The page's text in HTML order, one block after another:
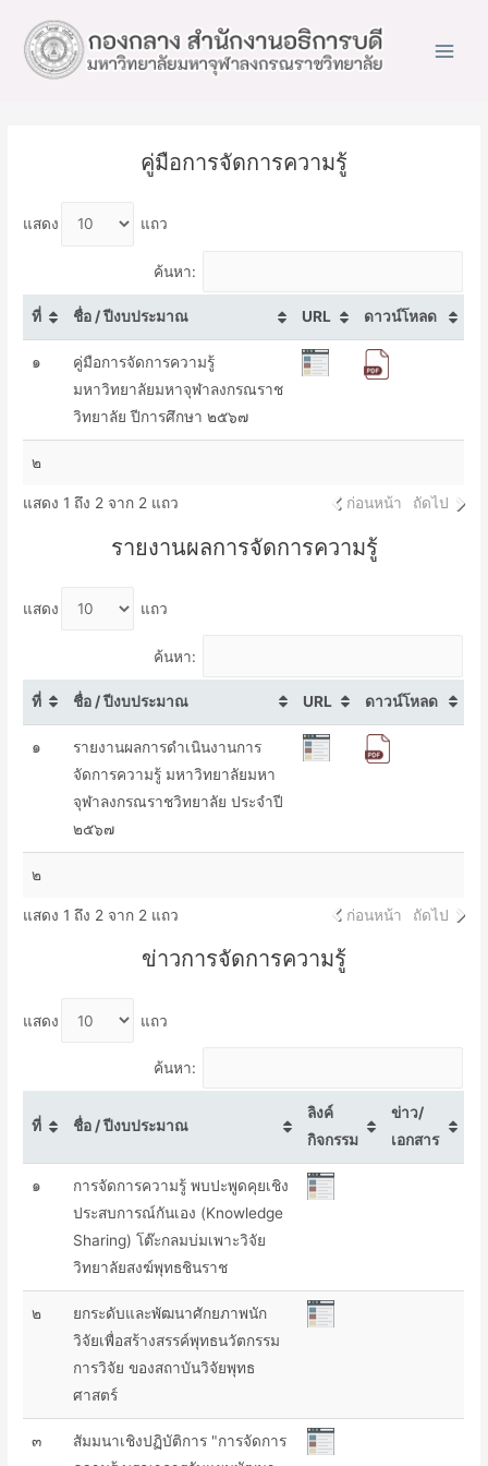
คู่มือการจัดการความรู้
แสดง แถว
ค้นหา:
ที่ ชื่อ / ปีงบประมาณ URL ดาวน์โหลด
๑
คู่มือการจัดการความรู้
มหาวิทยาลัยมหาจุฬาลงกรณราช
วิทยาลัย ปีการศึกษา ๒๕๖๗
๒
แสดง 1 ถึง 2 จาก 2 แถว ก่อนหน้า ถัดไป
รายงานผลการจัดการความรู้
แสดง แถว
ค้นหา:
ที่ ชื่อ / ปีงบประมาณ URL ดาวน์โหลด
๑
รายงานผลการดำเนินงานการ
จัดการความรู้ มหาวิทยาลัยมหา
จุฬาลงกรณราชวิทยาลัย ประจำปี
๒๕๖๗
๒
แสดง 1 ถึง 2 จาก 2 แถว ก่อนหน้า ถัดไป
ข่าวการจัดการความรู้
แสดง แถว
ค้นหา:
ที่ ชื่อ / ปีงบประมาณ
ลิงค์
กิจกรรม
ข่าว/
เอกสาร
๑
การจัดการความรู้ พบปะพูดคุยเชิง
ประสบการณ์กันเอง (Knowledge
Sharing) โต๊ะกลมบ่มเพาะวิจัย
วิทยาลัยสงฆ์พุทธชินราช
๒
ยกระดับและพัฒนาศักยภาพนัก
วิจัยเพื่อสร้างสรรค์พุทธนวัตกรรม
การวิจัย ของสถาบันวิจัยพุทธ
ศาสตร์
๓
สัมมนาเชิงปฏิบัติการ "การจัดการ